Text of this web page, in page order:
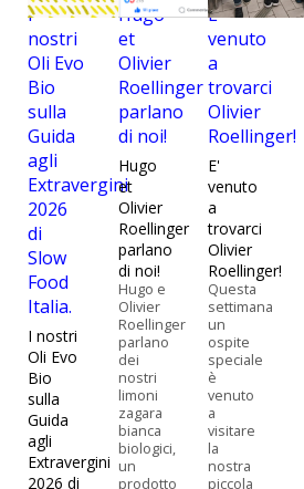
I
nostri
Oli Evo
Bio
sulla
Guida
agli
Extravergini
2026
di
Slow
Food
Italia.
I nostri
Oli Evo
Bio
sulla
Guida
agli
Extravergini
2026 di
Hugo
et
Olivier
Roellinger
parlano
di noi!
Hugo
et
Olivier
Roellinger
parlano
di noi!
Hugo e
Olivier
Roellinger
parlano
dei
nostri
limoni
zagara
bianca
biologici,
un
prodotto
E'
venuto
a
trovarci
Olivier
Roellinger!
E'
venuto
a
trovarci
Olivier
Roellinger!
Questa
settimana
un
ospite
speciale
è
venuto
a
visitare
la
nostra
piccola